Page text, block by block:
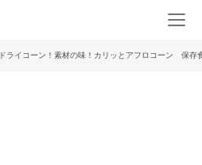
ドライコーン！素材の味！カリッとアフロコーン 保存